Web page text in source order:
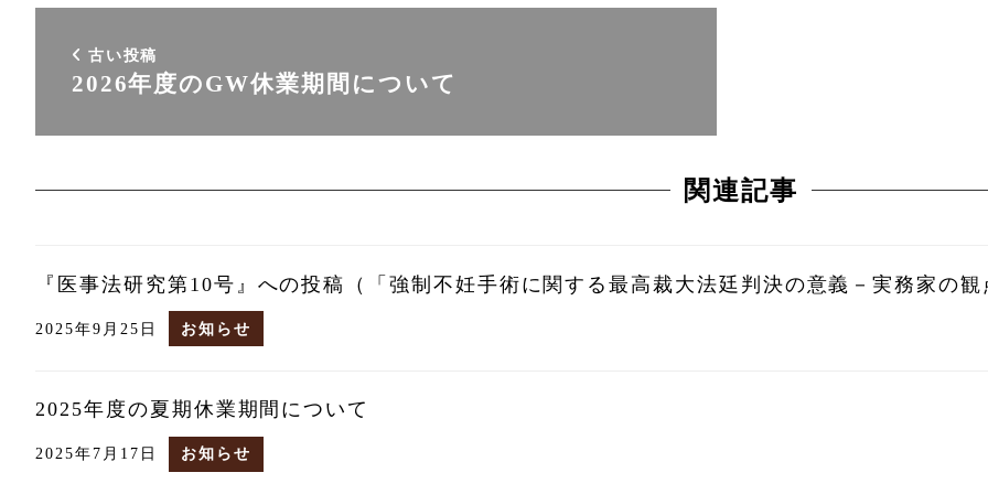
古い投稿
2026年度のGW休業期間について
関連記事
『医事法研究第10号』への投稿（「強制不妊手術に関する最高裁大法廷判決の意義－実務家の観
2025年9月25日 お知らせ
2025年度の夏期休業期間について
2025年7月17日 お知らせ